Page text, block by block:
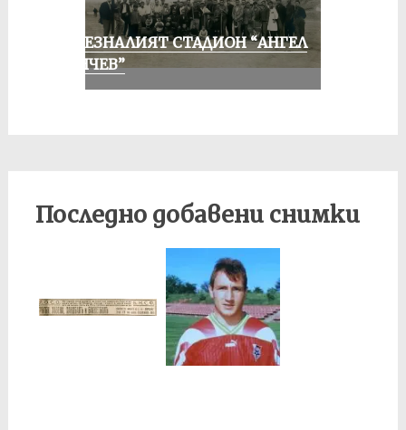
ИЗЧЕЗНАЛИЯТ СТАДИОН “АНГЕЛ
КЪНЧЕВ”
Последно добавени снимки